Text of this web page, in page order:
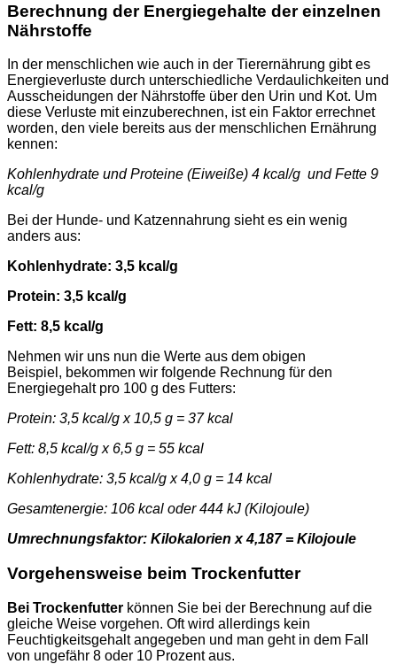
Berechnung der Energiegehalte der einzelnen
Nährstoffe
In der menschlichen wie auch in der Tierernährung gibt es
Energieverluste durch unterschiedliche Verdaulichkeiten und
Ausscheidungen der Nährstoffe über den Urin und Kot. Um
diese Verluste mit einzuberechnen, ist ein Faktor errechnet
worden, den viele bereits aus der menschlichen Ernährung
kennen:
Kohlenhydrate und Proteine (Eiweiße) 4 kcal/g und Fette 9
kcal/g
Bei der Hunde- und Katzennahrung sieht es ein wenig
anders aus:
Kohlenhydrate: 3,5 kcal/g
Protein: 3,5 kcal/g
Fett: 8,5 kcal/g
Nehmen wir uns nun die Werte aus dem obigen
Beispiel, bekommen wir folgende Rechnung für den
Energiegehalt pro 100 g des Futters:
Protein: 3,5 kcal/g x 10,5 g = 37 kcal
Fett: 8,5 kcal/g x 6,5 g = 55 kcal
Kohlenhydrate: 3,5 kcal/g x 4,0 g = 14 kcal
Gesamtenergie: 106 kcal oder 444 kJ (Kilojoule)
Umrechnungsfaktor: Kilokalorien x 4,187 = Kilojoule
Vorgehensweise beim Trockenfutter
Bei Trockenfutter können Sie bei der Berechnung auf die
gleiche Weise vorgehen. Oft wird allerdings kein
Feuchtigkeitsgehalt angegeben und man geht in dem Fall
von ungefähr 8 oder 10 Prozent aus.